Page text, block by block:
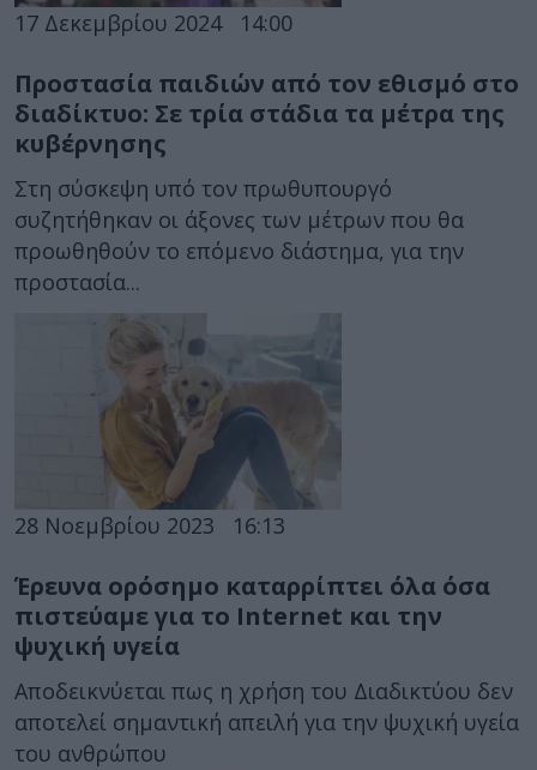
17 Δεκεμβρίου 2024 14:00
Προστασία παιδιών από τον εθισμό στο
διαδίκτυο: Σε τρία στάδια τα μέτρα της
κυβέρνησης
Στη σύσκεψη υπό τον πρωθυπουργό
συζητήθηκαν οι άξονες των μέτρων που θα
προωθηθούν το επόμενο διάστημα, για την
προστασία...
28 Νοεμβρίου 2023 16:13
Έρευνα ορόσημο καταρρίπτει όλα όσα
πιστεύαμε για το Internet και την
ψυχική υγεία
Αποδεικνύεται πως η χρήση του Διαδικτύου δεν
αποτελεί σημαντική απειλή για την ψυχική υγεία
του ανθρώπου